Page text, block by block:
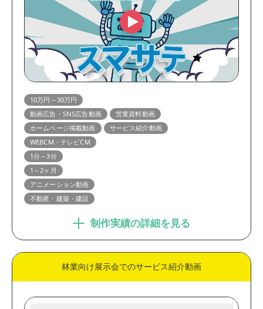
10万円～30万円
動画広告・SNS広告動画
営業資料動画
ホームページ掲載動画
サービス紹介動画
WEBCM・テレビCM
1分～3分
1～2ヶ月
アニメーション動画
不動産・建築・建設
制作実績の詳細を見る
林業向け展示会でのサービス紹介動画